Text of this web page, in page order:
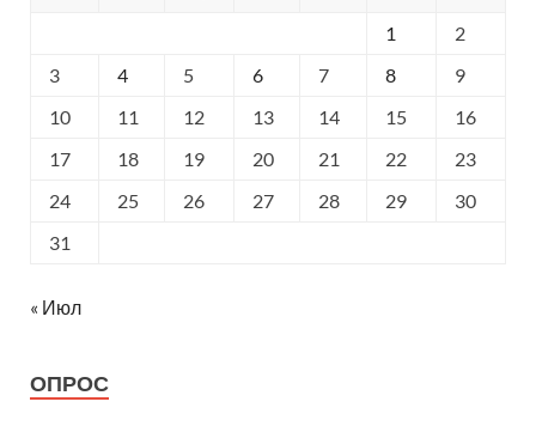
1
2
3
4 5 6 7 8
9
10
11 12 13 14 15
16
17
18 19 20 21 22
23
24
25 26 27 28 29
30
31
« Июл
ОПРОС